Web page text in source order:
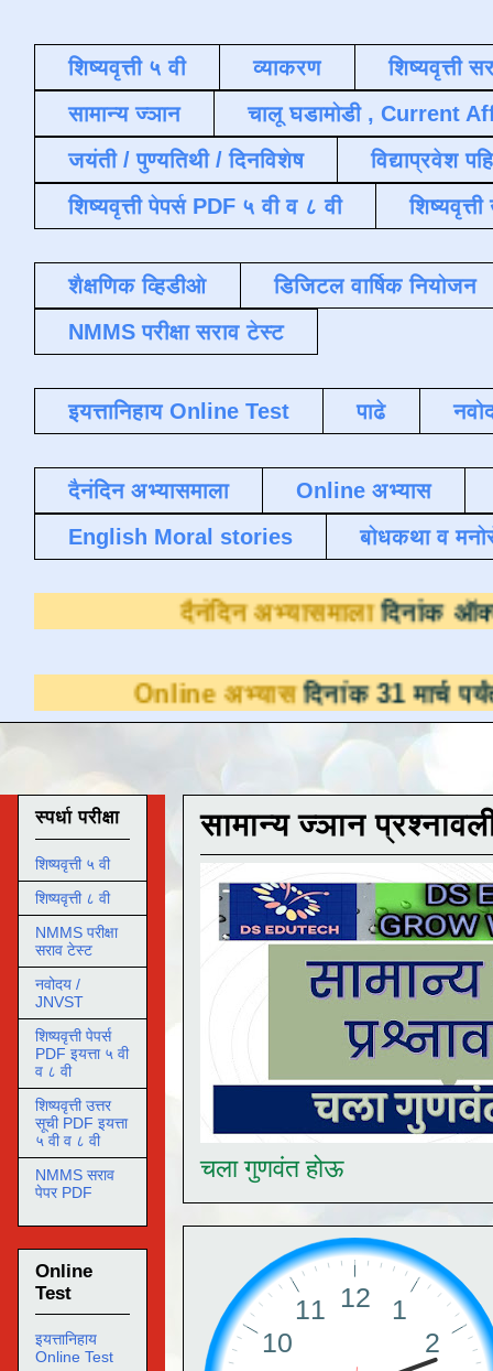
शिष्यवृत्ती ५ वी व्याकरण
शिष्यवृत्ती
सामान्य ज्ञान
चालू घडामोडी , Current
जयंती / पुण्यतिथी / दिनविशेष
विद्याप्रवेश
शिष्यवृत्ती पेपर्स PDF ५ वी व ८ वी
शैक्षणिक व्हिडीओ
डिजिटल वार्षिक नियोजन
NMMS परीक्षा सराव टेस्ट
इयत्तानिहाय Online Test पाढे
दैनंदिन अभ्यासमाला
Online अभ्यास
English Moral stories
बोधकथा व
दैनंदिन
Online अभ्यासदिनांक 31 मार्च पर्यंत
सामान्य ज्ञान
चला गुणवंत होऊ
स्पर्धा परीक्षा
शिष्यवृत्ती ५ वी
शिष्यवृत्ती ८ वी
NMMS परीक्षा
सराव टेस्ट
नवोदय /
JNVST
शिष्यवृत्ती पेपर्स
PDF इयत्ता ५ वी
व ८ वी
शिष्यवृत्ती उत्तर
सूची PDF इयत्ता
५ वी व ८ वी
NMMS सराव
पेपर PDF
Online
Test
इयत्तानिहाय
Online Test